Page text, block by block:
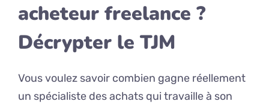
acheteur freelance ?
Décrypter le TJM
Vous voulez savoir combien gagne réellement
un spécialiste des achats qui travaille à son